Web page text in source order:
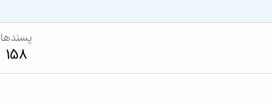
پسندها
158